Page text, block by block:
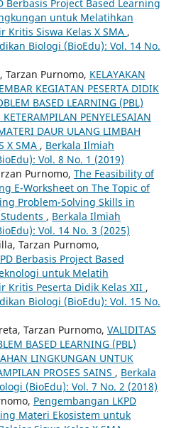
Berbasis Project Based Learning
untuk Melatihkan
Kritis Siswa Kelas X SMA ,
Biologi (BioEdu): Vol. 14 No.
Tarzan Purnomo, KELAYAKAN
KEGIATAN PESERTA DIDIK
BASED LEARNING (PBL)
PENYELESAIAN
DAUR ULANG LIMBAH
X SMA , Berkala Ilmiah
Vol. 8 No. 1 (2019)
Purnomo, The Feasibility of
E-Worksheet on The Topic of
Problem-Solving Skills in
, Berkala Ilmiah
Vol. 14 No. 3 (2025)
Tarzan Purnomo,
Berbasis Project Based
untuk Melatih
Kritis Peserta Didik Kelas XII ,
Biologi (BioEdu): Vol. 15 No.
Tarzan Purnomo, VALIDITAS
BASED LEARNING (PBL)
LINGKUNGAN UNTUK
PROSES SAINS , Berkala
(BioEdu): Vol. 7 No. 2 (2018)
Pengembangan LKPD
Materi Ekosistem untuk